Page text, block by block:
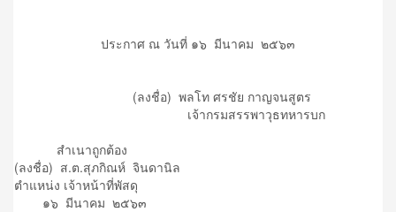
ประกาศ ณ วันที่ ๑๖ มีนาคม ๒๕๖๓
(ลงชื่อ) พลโท ศรชัย กาญจนสูตร
เจ้ากรมสรรพาวุธทหารบก
สำเนาถูกต้อง
(ลงชื่อ) ส.ต.สุภกิณห์ จินดานิล
ตำแหน่ง เจ้าหน้าที่พัสดุ
๑๖ มีนาคม ๒๕๖๓